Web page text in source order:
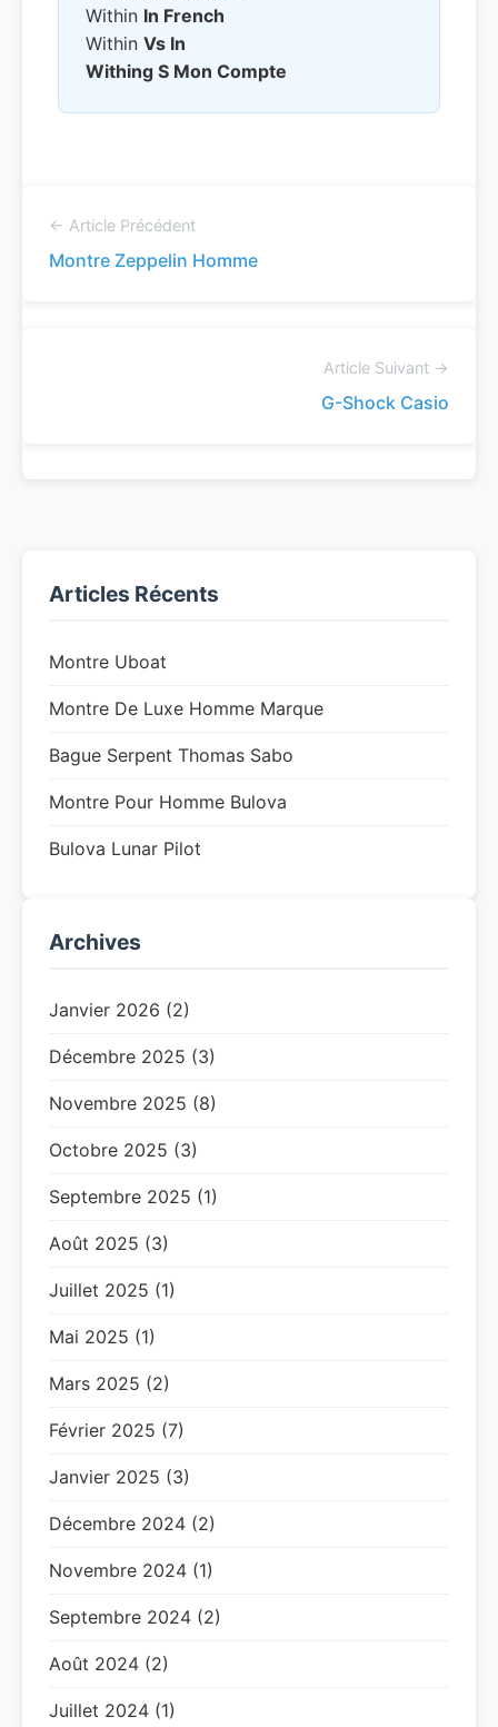
Within In French
Within Vs In
Withing S Mon Compte
← Article Précédent
Montre Zeppelin Homme
Article Suivant →
G-Shock Casio
Articles Récents
Montre Uboat
Montre De Luxe Homme Marque
Bague Serpent Thomas Sabo
Montre Pour Homme Bulova
Bulova Lunar Pilot
Archives
Janvier 2026 (2)
Décembre 2025 (3)
Novembre 2025 (8)
Octobre 2025 (3)
Septembre 2025 (1)
Août 2025 (3)
Juillet 2025 (1)
Mai 2025 (1)
Mars 2025 (2)
Février 2025 (7)
Janvier 2025 (3)
Décembre 2024 (2)
Novembre 2024 (1)
Septembre 2024 (2)
Août 2024 (2)
Juillet 2024 (1)